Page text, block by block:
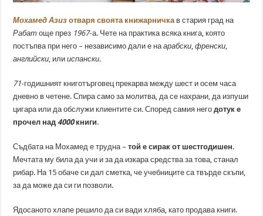
Мохамед Азиз отваря своята книжарничка в стария град на
Рабат още през 1967-а. Чете на практика всяка книга, която
постъпва при него – независимо дали е наарабски ,френски
английски , илииспански.
71-годишният книготърговец прекарва между шест и осем часа
дневно в четене. Спира само за молитва, да се нахрани, да изпуши
цигара или да обслужи клиентите си. Според самия негодотук е
прочел над4000книги.
Съдбата на Мохамед е трудна –той е сирак от шестгодишен.
Мечтата му била да учи и за да изкара средства за това, станал
рибар. На 15 обаче си дал сметка, че учебниците са твърде скъпи,
за да може да си ги позволи.
Ядосаното хлапе решило да си вади хляба, като продава книги.